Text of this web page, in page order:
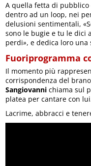
A quella fetta di pubblico
dentro ad un loop, nei
delusioni sentimentali,
sono le bugie e tu le dici
perdi», e dedica loro
Fuoriprogramma
Il momento più
corrispondenza del brano
Sangiovanni chiama sul
platea per cantare con
Lacrime, abbracci e